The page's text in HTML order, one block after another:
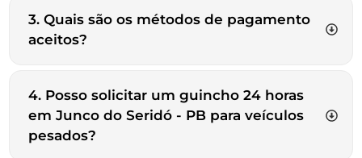
3. Quais são os métodos de pagamento
aceitos?
4. Posso solicitar um guincho 24 horas
em Junco do Seridó - PB para veículos
pesados?